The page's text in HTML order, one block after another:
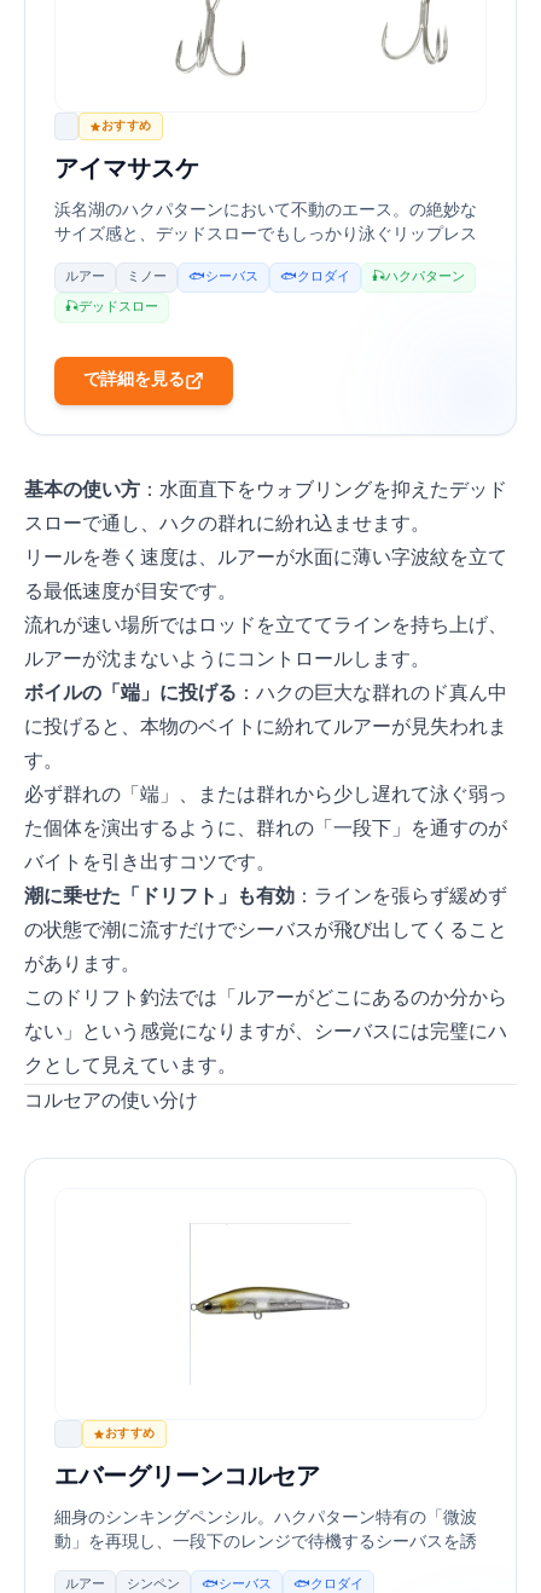
おすすめ
アイマ(ima) サスケ(sasuke) SF-75
浜名湖のハクパターンにおいて不動のエース。75mmの絶妙な
サイズ感と、デッドスローでもしっかり泳ぐリップレス
ミノーの完成形です。
ルアー ミノー 🐟 シーバス 🐟 クロダイ 🎣 ハクパターン
🎣 デッドスロー
Amazonで詳細を見る
基本の使い方 ：水面直下をウォブリングを抑えたデッド
スローで通し、ハクの群れに紛れ込ませます。
リールを巻く速度は、ルアーが水面に薄いV字波紋を立て
る最低速度が目安です。
流れが速い場所ではロッドを立ててラインを持ち上げ、
ルアーが沈まないようにコントロールします。
ボイルの「端」に投げる ：ハクの巨大な群れのド真ん中
に投げると、本物のベイトに紛れてルアーが見失われま
す。
必ず群れの「端」、または群れから少し遅れて泳ぐ弱っ
た個体を演出するように、群れの「一段下」を通すのが
バイトを引き出すコツです。
潮に乗せた「ドリフト」も有効 ：ラインを張らず緩めず
の状態で潮に流すだけでシーバスが飛び出してくること
があります。
このドリフト釣法では「ルアーがどこにあるのか分から
ない」という感覚になりますが、シーバスには完璧にハ
クとして見えています。
コルセア65の使い分け
おすすめ
エバーグリーン(EVERGREEN) コルセア65
細身のシンキングペンシル。ハクパターン特有の「微波
動」を再現し、一段下のレンジで待機するシーバスを誘
い出します。
ルアー シンペン 🐟 シーバス 🐟 クロダイ